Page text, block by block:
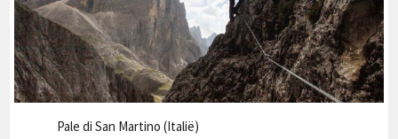
Pale di San Martino (Italië)